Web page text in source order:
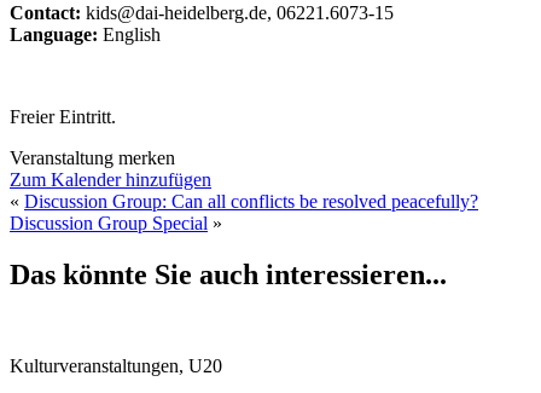
Contact: kids@dai-heidelberg.de, 06221.6073-15
Language: English
Freier Eintritt.
Veranstaltung merken
Zum Kalender hinzufügen
« Discussion Group: Can all conflicts be resolved peacefully?
Discussion Group Special »
Das könnte Sie auch interessieren...
Kulturveranstaltungen, U20